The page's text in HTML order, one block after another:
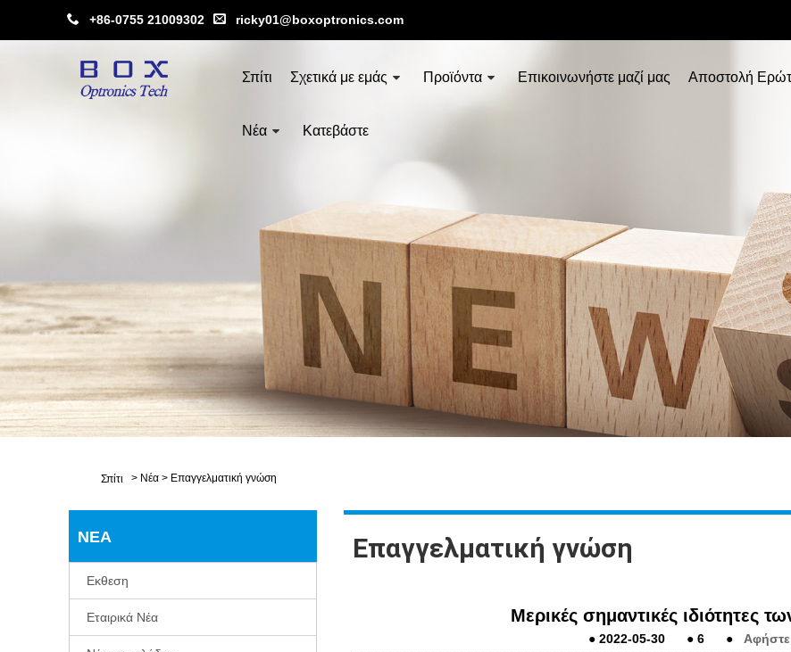
+86-0755 21009302 ricky01@boxoptronics.com
Σπίτι Σχετικά με εμάς Προϊόντα Επικοινωνήστε μαζί μας Αποστολή
Νέα Κατεβάστε
Σπίτι > Νέα > Επαγγελματική γνώση
ΝΈΑ
Εκθεση
Εταιρικά Νέα
Επαγγελματική γνώση
Μερικές σημαντικές ιδιότητες
● 2022-05-30 ● 6 ●